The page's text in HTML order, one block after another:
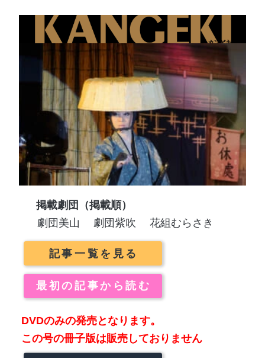
掲載劇団（掲載順）
劇団美山
劇団紫吹 花組むらさき
記事一覧を見る
最初の記事から読む
DVDのみの発売となります。
この号の冊子版は販売しておりません